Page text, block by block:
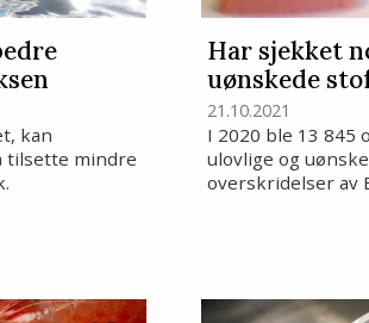
kan
tilsette mindre
Har sjekket
uønskede
21.10.2021
I 2020 ble 13
ulovlige og
overskridelser av